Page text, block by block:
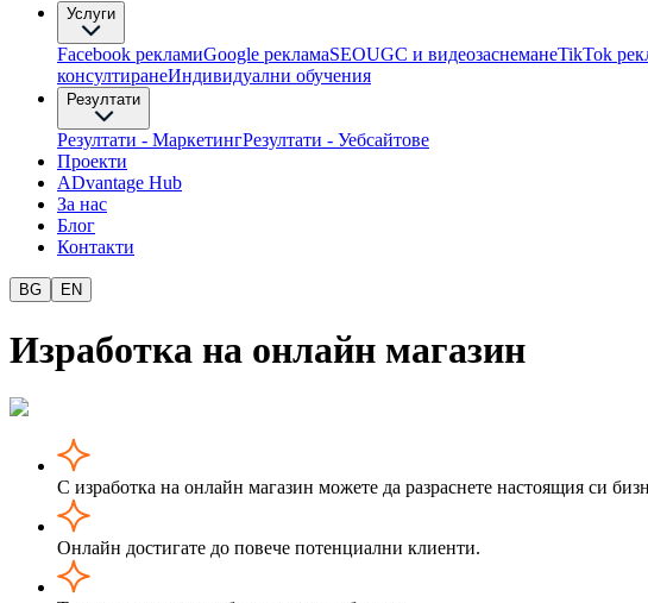
Услуги
Facebook рекламиGoogle рекламаSEOUGC и видеозаснеманеTikTok
консултиране​Индивидуални обучения
Резултати
Резултати - МаркетингРезултати - Уебсайтове
Проекти
ADvantage Hub
За нас
Блог
Контакти
BG EN
Изработка на онлайн магазин
С изработка на онлайн магазин можете да разраснете настоящия си
Онлайн достигате до повече потенциални клиенти.